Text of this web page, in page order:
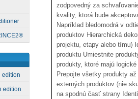
edition
edition
zodpovedný za
kvality, ktorá bude
Napríklad bledomodrá v
produktov Hierarchická
projektu, etapy alebo tímu)
produktu Umiestnite
produkty, ktoré majú
Prepojte všetky produkty
externých produktov (nie
na spodnú časť strany